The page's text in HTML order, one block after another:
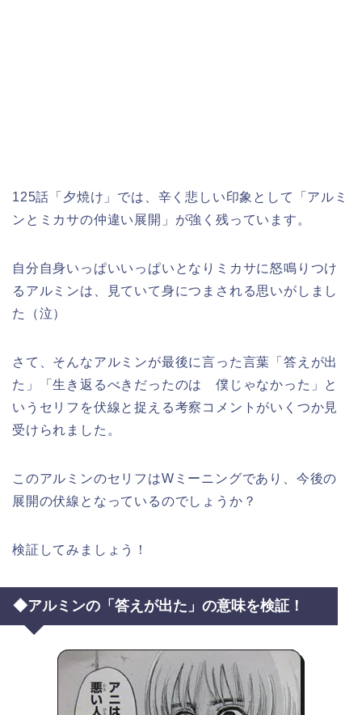
125話「夕焼け」では、辛く悲しい印象として「アルミ
ンとミカサの仲違い展開」が強く残っています。
自分自身いっぱいいっぱいとなりミカサに怒鳴りつけ
るアルミンは、見ていて身につまされる思いがしまし
た（泣）
さて、そんなアルミンが最後に言った言葉「答えが出
た」「生き返るべきだったのは 僕じゃなかった」と
いうセリフを伏線と捉える考察コメントがいくつか見
受けられました。
このアルミンのセリフはWミーニングであり、今後の
展開の伏線となっているのでしょうか？
検証してみましょう！
◆アルミンの「答えが出た」の意味を検証！